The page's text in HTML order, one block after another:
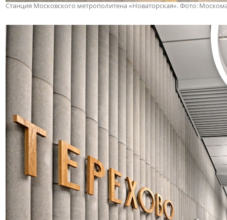
Станция Московского метрополитена «Новаторская». Фото: